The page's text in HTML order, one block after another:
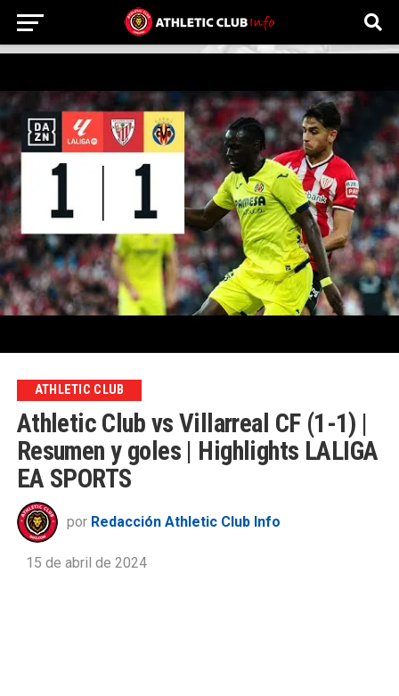
ATHLETIC CLUB
Athletic Club vs Villarreal CF (1-1) |
Resumen y goles | Highlights LALIGA
EA SPORTS
por Redacción Athletic Club Info
15 de abril de 2024